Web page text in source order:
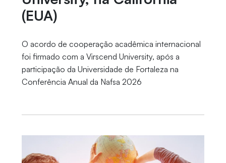
(EUA)
O acordo de cooperação acadêmica internacional
foi firmado com a Virscend University, após a
participação da Universidade de Fortaleza na
Conferência Anual da Nafsa 2026